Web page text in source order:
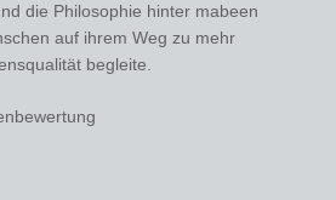
die Philosophie hinter mabeen
auf ihrem Weg zu mehr
begleite.